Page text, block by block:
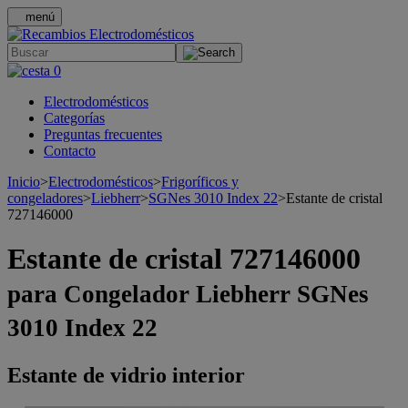
menú
0
Electrodomésticos
Categorías
Preguntas frecuentes
Contacto
Inicio>Electrodomésticos>Frigoríficos y
congeladores>Liebherr>SGNes 3010 Index 22>Estante de cristal
727146000
Estante de cristal 727146000
para Congelador Liebherr SGNes
3010 Index 22
Estante de vidrio interior